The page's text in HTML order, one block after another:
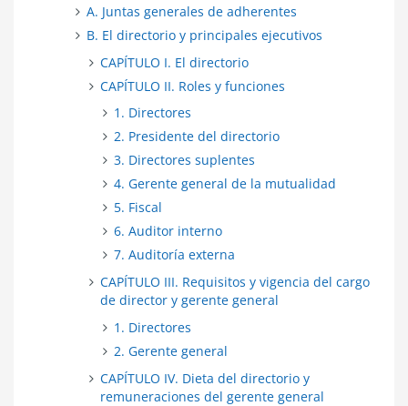
A. Juntas generales de adherentes
B. El directorio y principales ejecutivos
CAPÍTULO I. El directorio
CAPÍTULO II. Roles y funciones
1. Directores
2. Presidente del directorio
3. Directores suplentes
4. Gerente general de la mutualidad
5. Fiscal
6. Auditor interno
7. Auditoría externa
CAPÍTULO III. Requisitos y vigencia del cargo
de director y gerente general
1. Directores
2. Gerente general
CAPÍTULO IV. Dieta del directorio y
remuneraciones del gerente general